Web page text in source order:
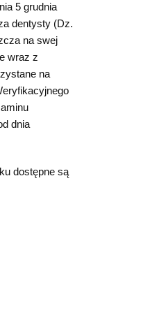
5 grudnia
dentysty (Dz.
na swej
wraz z
na
dnia
dostępne są